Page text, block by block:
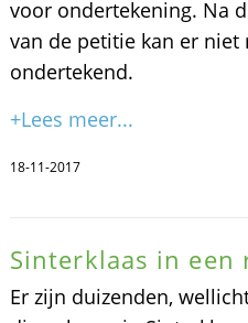
voor ondertekening. Na
van de petitie kan er niet
ondertekend.
+Lees meer...
18-11-2017
Sinterklaas in een
Er zijn duizenden,